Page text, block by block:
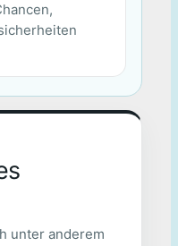
unter anderem